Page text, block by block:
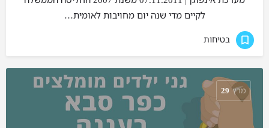
לקיים מדי שנה יום מחויבות לאומית…
בטיחות
מרץ 29